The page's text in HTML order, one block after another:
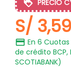
PRECIO
S/
En 6
de crédito BCP,
SCOTIABANK)